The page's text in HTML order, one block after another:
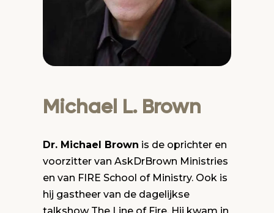
Michael L. Brown
Dr. Michael Brown is de oprichter en
voorzitter van AskDrBrown Ministries
en van FIRE School of Ministry. Ook is
hij gastheer van de dagelijkse